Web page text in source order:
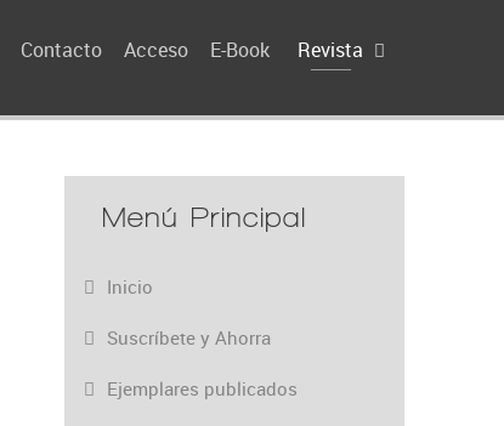
Contacto Acceso E-Book Revista
Menú Principal
Inicio
Suscríbete y Ahorra
Ejemplares publicados